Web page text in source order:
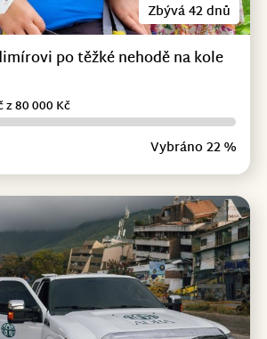
Zbývá 42 dnů
po těžké nehodě na kole
Vybráno 22 %
z 80 000 Kč